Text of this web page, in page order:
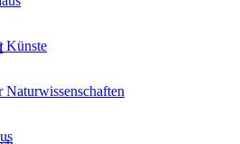
Künste
Naturwissenschaften